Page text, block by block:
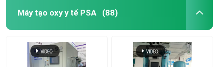
Máy tạo oxy y tế PSA (88)